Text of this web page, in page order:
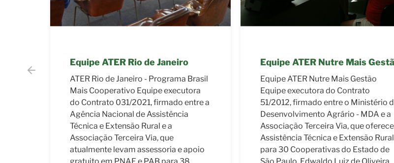
Equipe ATER Nutre Mais Gestão
Equipe ATER Nutre Mais Gestão
Equipe executora do Contrato
51/2012, firmado entre o Ministério do
Desenvolvimento Agrário - MDA e a
Associação Terceira Via, que ofereceu
Assistência Técnica e Extensão Rural
para 30 Cooperativas do Estado de
Equipe ATER Sustentabilidade
Equipe ATER Sustentabilidade Equipe
executora do Contrato 40/2015,
firmado entre o Ministério de
Desenvolvimento Agrário - MDS e a
Associação Terceira Via, que levou
atendimento de Assistência Técnica e
Extensão Rural para melhorar a vida